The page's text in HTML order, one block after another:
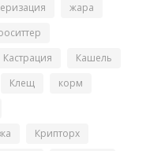
жара
Кастрация
Кашель
Клещ
корм
Крипторх